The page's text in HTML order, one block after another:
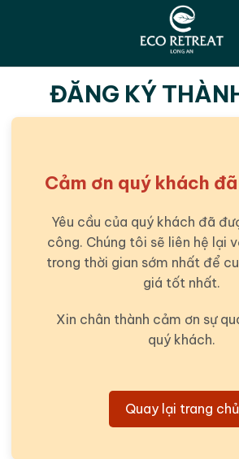
ĐĂNG KÝ
Cảm ơn quý khách
Yêu cầu của quý khách đã
công. Chúng tôi sẽ liên hệ lại
trong thời gian sớm nhất để
giá tốt nhất.
Xin chân thành cảm ơn sự
quý khách.
Quay lại trang chủ